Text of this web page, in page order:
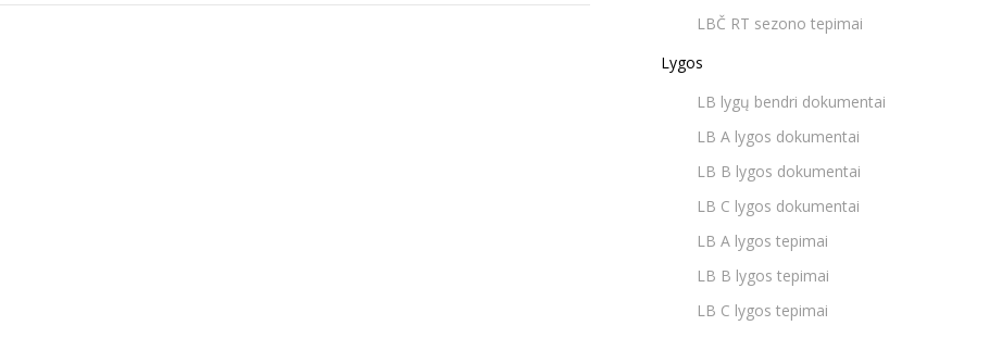
LBČ RT sezono tepimai
Lygos
LB lygų bendri dokumentai
LB A lygos dokumentai
LB B lygos dokumentai
LB C lygos dokumentai
LB A lygos tepimai
LB B lygos tepimai
LB C lygos tepimai